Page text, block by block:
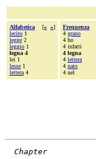
Alfabetica [« »]
lecito 1
legge 2
leggio 1
legna 4
lei 1
lesse 1
lettera 4
Frequenza
4 grano
4 ho
4 infatti
4 legna
4 lettera
4 nato
4 nel
Chapter